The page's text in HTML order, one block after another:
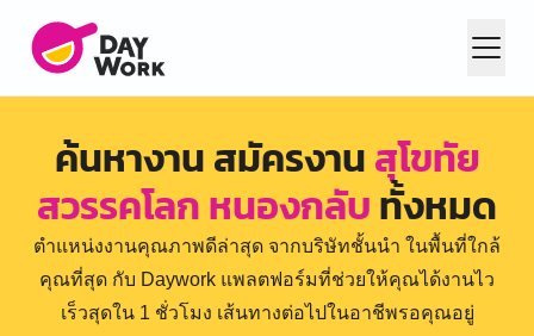
ค้นหางาน สมัครงานสุโขทัย
สวรรคโลก หนองกลับทั้งหมด
ตำแหน่งงานคุณภาพดีล่าสุด จากบริษัทชั้นนำ ในพื้นที่ใกล้
คุณที่สุด กับ Daywork แพลตฟอร์มที่ช่วยให้คุณได้งานไว
เร็วสุดใน 1 ชั่วโมง เส้นทางต่อไปในอาชีพรอคุณอยู่